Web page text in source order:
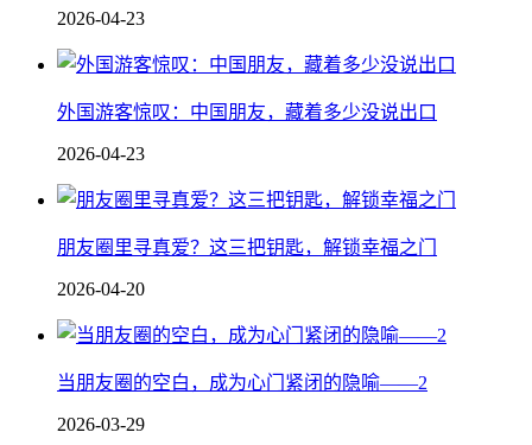
2026-04-23
外国游客惊叹：中国朋友，藏着多少没说出口
2026-04-23
朋友圈里寻真爱？这三把钥匙，解锁幸福之门
2026-04-20
当朋友圈的空白，成为心门紧闭的隐喻——2
2026-03-29